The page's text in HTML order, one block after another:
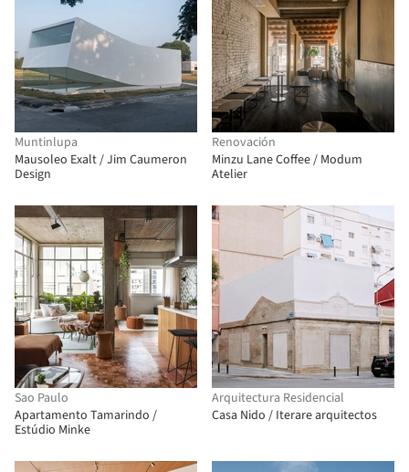
Muntinlupa
Mausoleo Exalt / Jim Caumeron
Design
Renovación
Minzu Lane Coffee / Modum
Atelier
Sao Paulo
Apartamento Tamarindo /
Estúdio Minke
Arquitectura Residencial
Casa Nido / Iterare arquitectos